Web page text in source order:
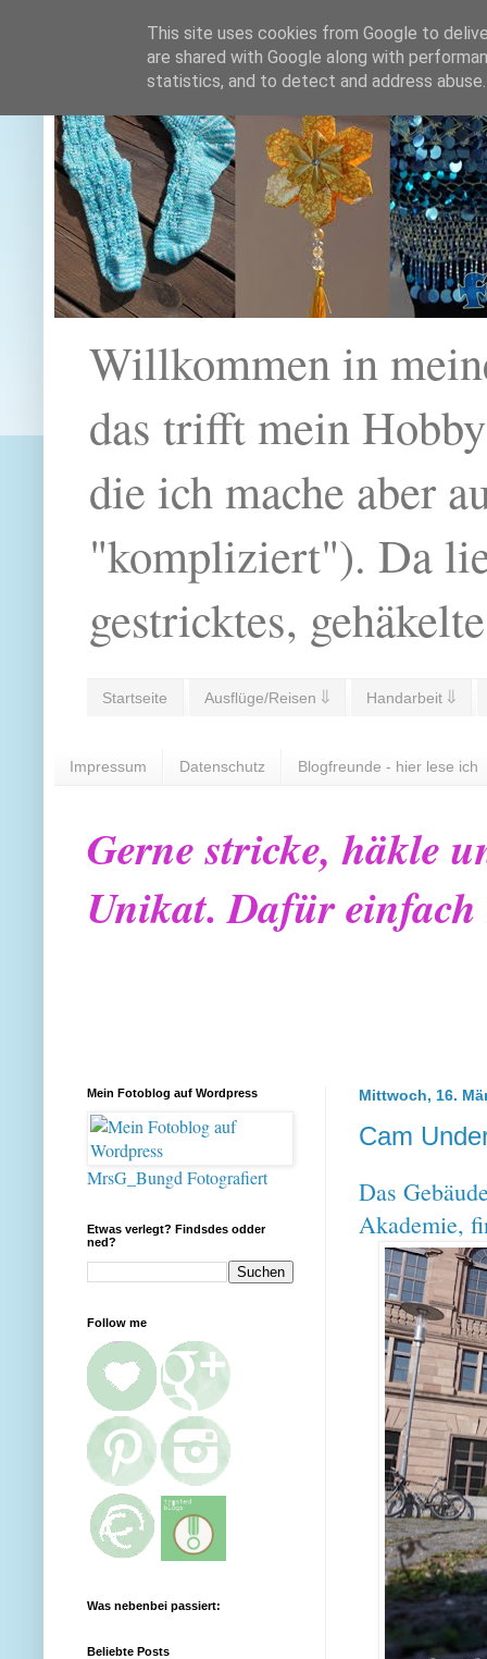
Willkommen in
das trifft mein
die ich mache aber
"kompliziert"). Da
gestricktes,
Startseite Ausflüge/Reisen ⇓ Handarbeit ⇓
Impressum Datenschutz Blogfreunde - hier lese ich
Gerne stricke, häkle
Unikat. Dafür
Mittwoch, 16.
Cam
Das
Akademie,
Mein Fotoblog auf Wordpress
MrsG_Bungd Fotografiert
Etwas verlegt? Findsdes odder
ned?
Follow me
Was nebenbei passiert:
Beliebte Posts
This site uses cookies from Google to
are shared with Google along with
statistics, and to detect and address abuse.